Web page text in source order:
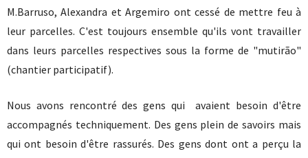
M.Barruso, Alexandra et Argemiro ont cessé de mettre feu à
leur parcelles. C'est toujours ensemble qu'ils vont travailler
dans leurs parcelles respectives sous la forme de "mutirão"
(chantier participatif).
Nous avons rencontré des gens qui avaient besoin d'être
accompagnés techniquement. Des gens plein de savoirs mais
qui ont besoin d'être rassurés. Des gens dont ont a perçu la